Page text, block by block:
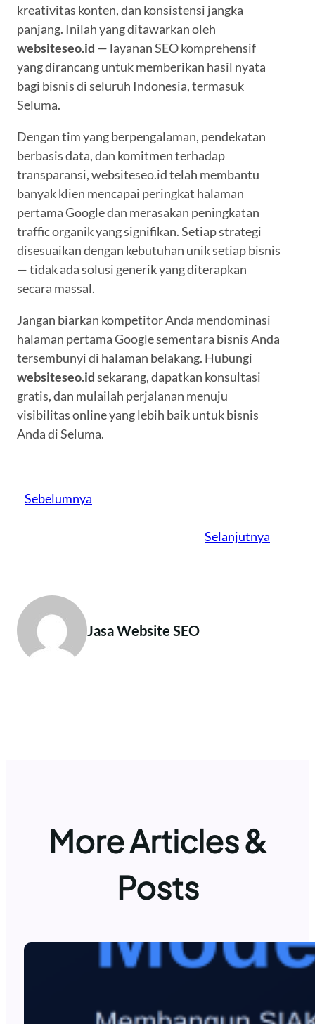
kreativitas konten, dan konsistensi jangka
panjang. Inilah yang ditawarkan oleh
websiteseo.id — layanan SEO komprehensif
yang dirancang untuk memberikan hasil nyata
bagi bisnis di seluruh Indonesia, termasuk
Seluma.
Dengan tim yang berpengalaman, pendekatan
berbasis data, dan komitmen terhadap
transparansi, websiteseo.id telah membantu
banyak klien mencapai peringkat halaman
pertama Google dan merasakan peningkatan
traffic organik yang signifikan. Setiap strategi
disesuaikan dengan kebutuhan unik setiap bisnis
— tidak ada solusi generik yang diterapkan
secara massal.
Jangan biarkan kompetitor Anda mendominasi
halaman pertama Google sementara bisnis Anda
tersembunyi di halaman belakang. Hubungi
websiteseo.idsekarang, dapatkan konsultasi
gratis, dan mulailah perjalanan menuju
visibilitas online yang lebih baik untuk bisnis
Anda di Seluma.
Sebelumnya
Selanjutnya
Jasa Website SEO
More Articles &
Posts